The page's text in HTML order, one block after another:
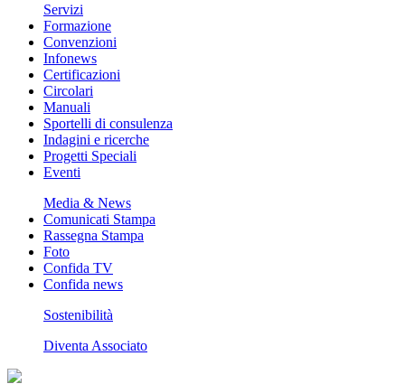
Servizi
Formazione
Convenzioni
Infonews
Certificazioni
Circolari
Manuali
Sportelli di consulenza
Indagini e ricerche
Progetti Speciali
Eventi
Media & News
Comunicati Stampa
Rassegna Stampa
Foto
Confida TV
Confida news
Sostenibilità
Diventa Associato